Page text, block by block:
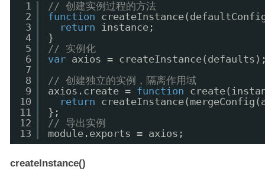
1
2
3
4
5
6
7
8
9
10
11
12
13
// 创建实例过程的方法
function
return
instance;
}
// 实例化
var axios =
// 创建独立的实例，隔离作用域
axios.create = function
return
};
// 导出实例
module.exports = axios;
createInstance()